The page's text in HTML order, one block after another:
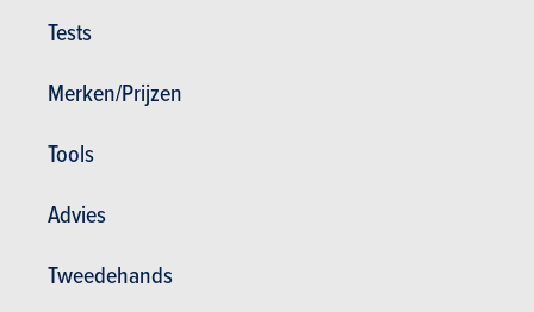
Tests
Merken/Prijzen
Tools
Advies
Tweedehands